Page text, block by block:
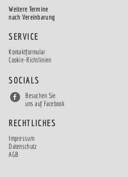
Weitere Termine
nach Vereinbarung
SERVICE
Kontaktformular
Cookie-Richtlinien
SOCIALS
Besuchen Sie
uns auf Facebook
RECHTLICHES
Impressum
Datenschutz
AGB